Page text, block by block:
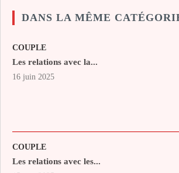
DANS LA MÊME
COUPLE
Les relations avec la...
16 juin 2025
COUPLE
Les relations avec les...